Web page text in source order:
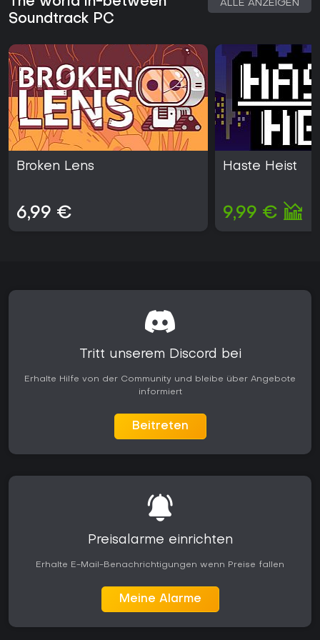
Soundtrack PC
ALLE ANZEIGEN
Broken Lens
6,99 €
Haste Heist
9,99 €
Tritt unserem Discord bei
Erhalte Hilfe von der Community und bleibe über Angebote
informiert
Beitreten
Preisalarme einrichten
Erhalte E-Mail-Benachrichtigungen wenn Preise fallen
Meine Alarme